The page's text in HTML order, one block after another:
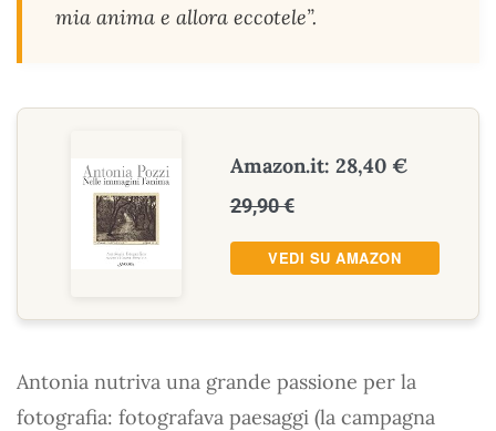
mia anima e allora eccotele”.
Amazon.it: 28,40 €
29,90 €
VEDI SU AMAZON
Antonia nutriva una grande passione per la
fotografia: fotografava paesaggi (la campagna